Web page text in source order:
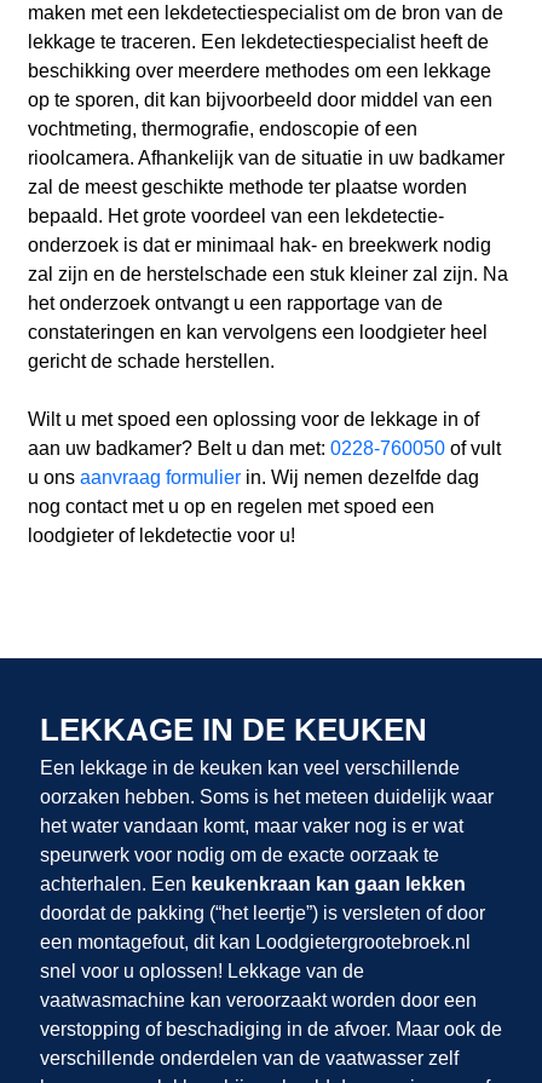
maken met een lekdetectiespecialist om de bron van de
lekkage te traceren. Een lekdetectiespecialist heeft de
beschikking over meerdere methodes om een lekkage
op te sporen, dit kan bijvoorbeeld door middel van een
vochtmeting, thermografie, endoscopie of een
rioolcamera. Afhankelijk van de situatie in uw badkamer
zal de meest geschikte methode ter plaatse worden
bepaald. Het grote voordeel van een lekdetectie-
onderzoek is dat er minimaal hak- en breekwerk nodig
zal zijn en de herstelschade een stuk kleiner zal zijn. Na
het onderzoek ontvangt u een rapportage van de
constateringen en kan vervolgens een loodgieter heel
gericht de schade herstellen.
Wilt u met spoed een oplossing voor de lekkage in of
aan uw badkamer? Belt u dan met: 0228-760050of vult
u ons aanvraag formulierin. Wij nemen dezelfde dag
nog contact met u op en regelen met spoed een
loodgieter of lekdetectie voor u!
LEKKAGE IN DE KEUKEN
Een lekkage in de keuken kan veel verschillende
oorzaken hebben. Soms is het meteen duidelijk waar
het water vandaan komt, maar vaker nog is er wat
speurwerk voor nodig om de exacte oorzaak te
achterhalen. Een keukenkraan kan gaan lekken
doordat de pakking (“het leertje”) is versleten of door
een montagefout, dit kan Loodgietergrootebroek.nl
snel voor u oplossen! Lekkage van de
vaatwasmachine kan veroorzaakt worden door een
verstopping of beschadiging in de afvoer. Maar ook de
verschillende onderdelen van de vaatwasser zelf